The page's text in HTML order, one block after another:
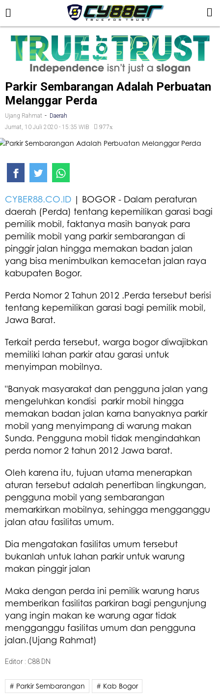
Parkir Sembarangan Adalah Perbuatan
Melanggar Perda
Ujang Rahmat - Daerah
Jumat, 10 Juli 2020 - 15:35 WIB
977x
CYBER88.CO.ID | BOGOR - Dalam peraturan
daerah (Perda) tentang kepemilikan garasi bagi
pemilik mobil, faktanya masih banyak para
pemilik mobil yang parkir sembarangan di
pinggir jalan hingga memakan badan jalan
yang bisa menimbulkan kemacetan jalan raya
kabupaten Bogor.
Perda Nomor 2 Tahun 2012 .Perda tersebut berisi
tentang kepemilikan garasi bagi pemilik mobil,
Jawa Barat.
Terkait perda tersebut, warga bogor diwajibkan
memiliki lahan parkir atau garasi untuk
menyimpan mobilnya.
"Banyak masyarakat dan pengguna jalan yang
mengeluhkan kondisi parkir mobil hingga
memakan badan jalan karna banyaknya parkir
mobil yang menyimpang di warung makan
Sunda. Pengguna mobil tidak mengindahkan
perda nomor 2 tahun 2012 Jawa barat.
Oleh karena itu, tujuan utama menerapkan
aturan tersebut adalah penertiban lingkungan,
pengguna mobil yang sembarangan
memarkirkan mobilnya, sehingga mengganggu
jalan atau fasilitas umum.
Dia mengatakan fasilitas umum tersebut
bukanlah untuk lahan parkir untuk warung
makan pinggir jalan
Maka dengan perda ini pemilik warung harus
memberikan fasilitas parkiran bagi pengunjung
yang ingin makan ke warung agar tidak
mengganggu fasilitas umum dan pengguna
jalan.(Ujang Rahmat)
Editor : C88 DN
# Parkir Sembarangan # Kab Bogor